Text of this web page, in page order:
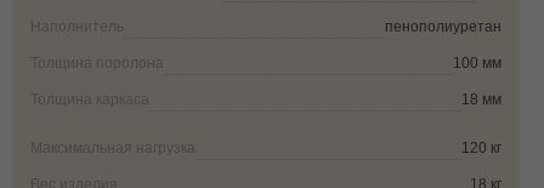
Наполнитель пенополиуретан
Толщина поролона 100 мм
Толщина каркаса 18 мм
Максимальная нагрузка 120 кг
Вес изделия 18 кг